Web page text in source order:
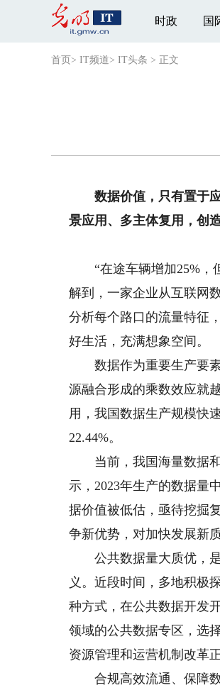
时政 国
首页 > IT频道> IT头条 > 正文
数据价值，只有置于应
景应用、多主体复用，创
“在途车辆增加25%，但
解到，一家企业从互联网
分析每个路口的流量特征
好生活，充满想象空间。
数据作为重要生产要素
源融合形成的乘数效应就
用，我国数据生产规模快
22.44%。
当前，我国海量数据和
示，2023年生产的数据量
据价值被低估，亟待挖掘
争新优势，对加快发展新
公共数据量大质优，是
义。近段时间，多地积极
种方式，在公共数据开发
领域的公共数据专区，选
资源管理和运营机制改革
合规高效流通、保障数